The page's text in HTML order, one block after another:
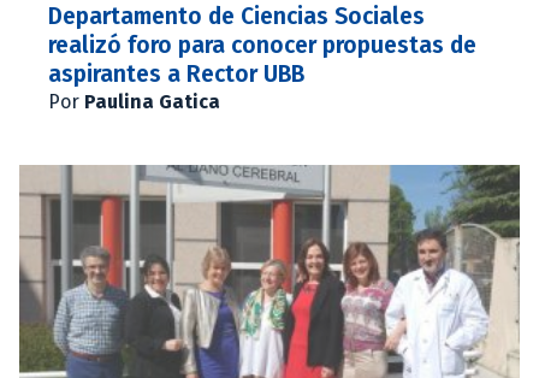
Departamento de Ciencias Sociales
realizó foro para conocer propuestas de
aspirantes a Rector UBB
Por Paulina Gatica